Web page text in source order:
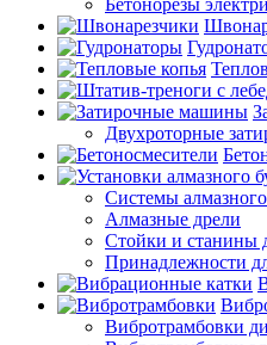
Бетонорезы
Двухроторные
Системы
Алмазные дрели
Стойки и станины
Принадлежности
Вибротрамбовки